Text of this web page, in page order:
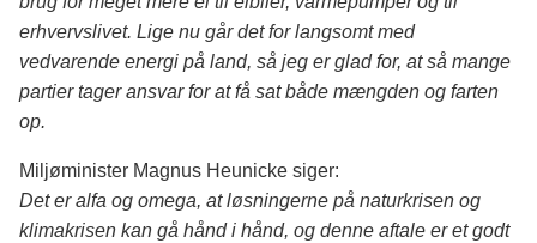
erhvervslivet. Lige nu går det for langsomt med
vedvarende energi på land, så jeg er glad for, at så mange
partier tager ansvar for at få sat både mængden og farten
op.
Miljøminister Magnus Heunicke siger:
Det er alfa og omega, at løsningerne på naturkrisen og
klimakrisen kan gå hånd i hånd, og denne aftale er et godt